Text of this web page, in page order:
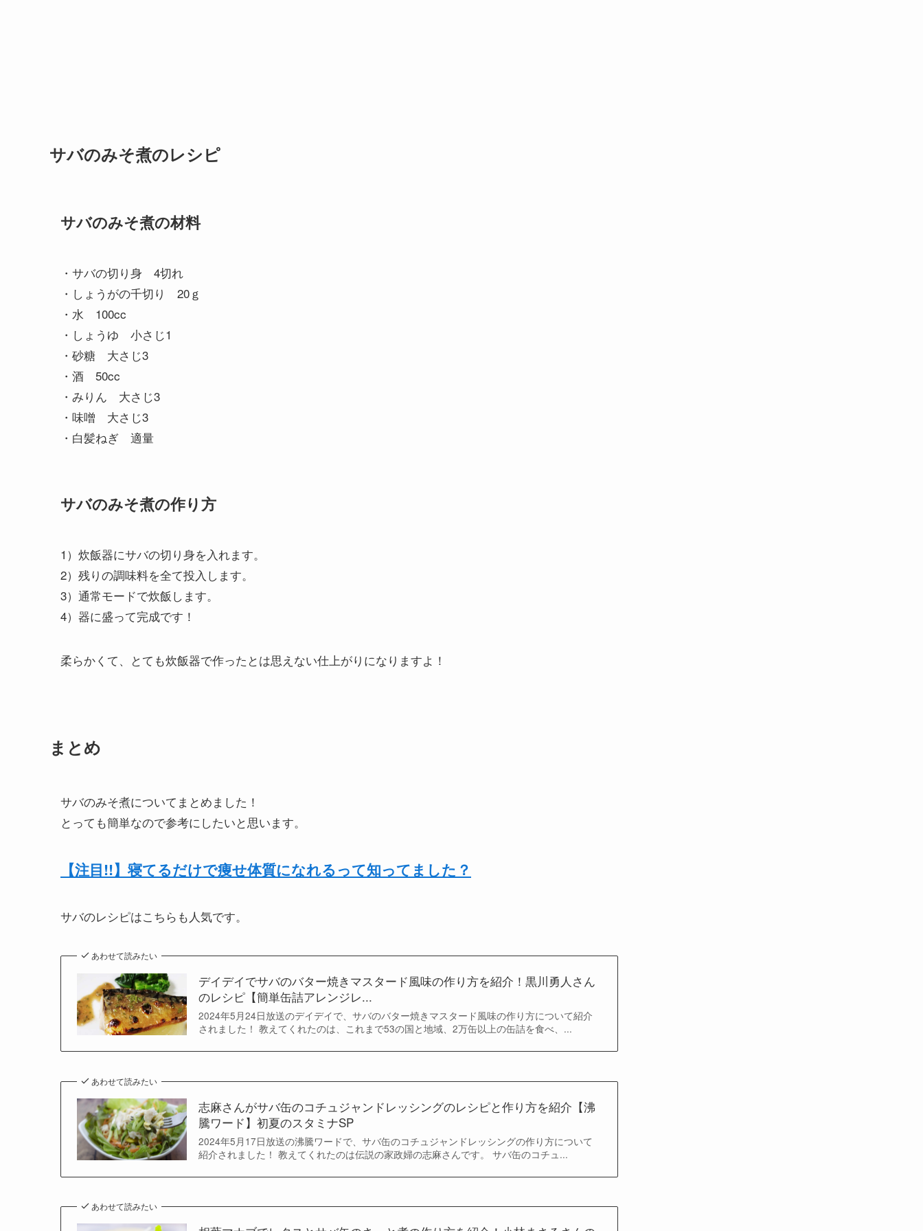
サバのみそ煮のレシピ
サバのみそ煮の材料
・サバの切り身 4切れ
・しょうがの千切り 20ｇ
・水 100cc
・しょうゆ 小さじ1
・砂糖 大さじ3
・酒 50cc
・みりん 大さじ3
・味噌 大さじ3
・白髪ねぎ 適量
サバのみそ煮の作り方
1）炊飯器にサバの切り身を入れます。
2）残りの調味料を全て投入します。
3）通常モードで炊飯します。
4）器に盛って完成です！
柔らかくて、とても炊飯器で作ったとは思えない仕上がりになりますよ！
まとめ
サバのみそ煮についてまとめました！
とっても簡単なので参考にしたいと思います。
【注目!!】寝てるだけで痩せ体質になれるって知ってました？
サバのレシピはこちらも人気です。
あわせて読みたい
デイデイでサバのバター焼きマスタード風味の作り方を紹介！黒川勇人さん
のレシピ【簡単缶詰アレンジレ...
2024年5月24日放送のデイデイで、サバのバター焼きマスタード風味の作り方について紹介
されました！ 教えてくれたのは、これまで53の国と地域、2万缶以上の缶詰を食べ、...
あわせて読みたい
志麻さんがサバ缶のコチュジャンドレッシングのレシピと作り方を紹介【沸
騰ワード】初夏のスタミナSP
2024年5月17日放送の沸騰ワードで、サバ缶のコチュジャンドレッシングの作り方について
紹介されました！ 教えてくれたのは伝説の家政婦の志麻さんです。 サバ缶のコチュ...
あわせて読みたい